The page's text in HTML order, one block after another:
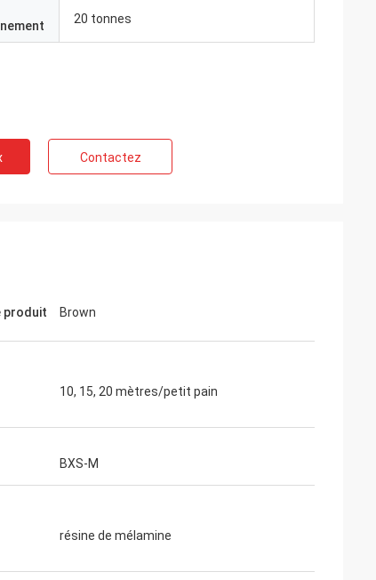
20 tonnes
Contactez
produit Brown
10, 15, 20 mètres/petit pain
BXS-M
résine de mélamine